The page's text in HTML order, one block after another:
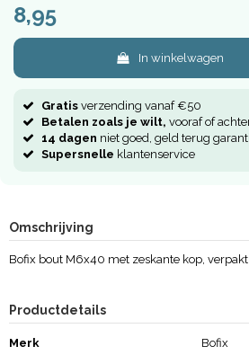
8,95
In winkelwagen
Gratis verzending vanaf €50
Betalen zoals je wilt, vooraf of
14 dagen niet goed, geld terug
Supersnelle klantenservice
Omschrijving
Bofix bout M6x40 met zeskante kop, verpakt
Productdetails
Merk Bofix